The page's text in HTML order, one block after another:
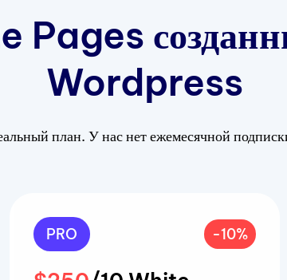
Pages
Wordpress
план. У нас нет ежемесячной
PRO -10%